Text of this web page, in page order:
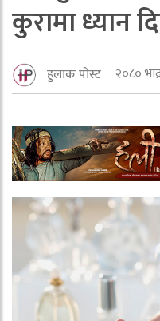
कुरामा ध्यान
हुलाक पोस्ट २०८०